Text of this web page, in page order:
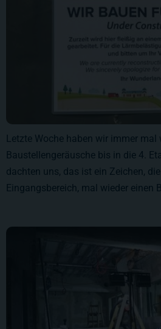
Letzte Woche haben wir immer mal
Baustellengeräusche bis in die 4.
dachten uns, das ist ein Zeichen,
Eingangsbereich, mal wieder einen